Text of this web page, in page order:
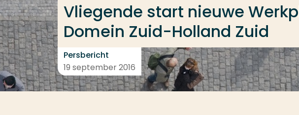
Vliegende start nieuwe
Domein Zuid-Holland Zuid
Persbericht
19 september 2016